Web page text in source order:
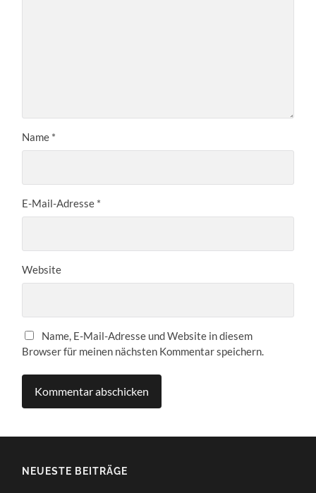
Name *
E-Mail-Adresse *
Website
Name, E-Mail-Adresse und Website in diesem
Browser für meinen nächsten Kommentar speichern.
NEUESTE BEITRÄGE